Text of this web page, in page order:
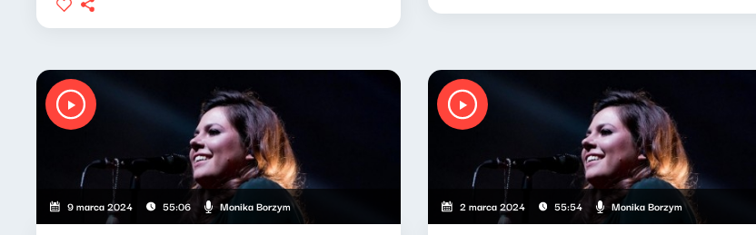
9 marca 2024 55:06 Monika Borzym 2 marca 2024 55:54 Monika Borzym